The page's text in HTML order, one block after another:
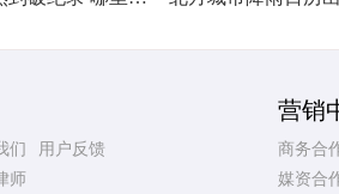
们
用户反馈
师
营销
商务合
媒资合